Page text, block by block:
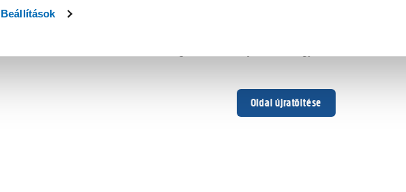
Beállítások
Oldal újratöltése